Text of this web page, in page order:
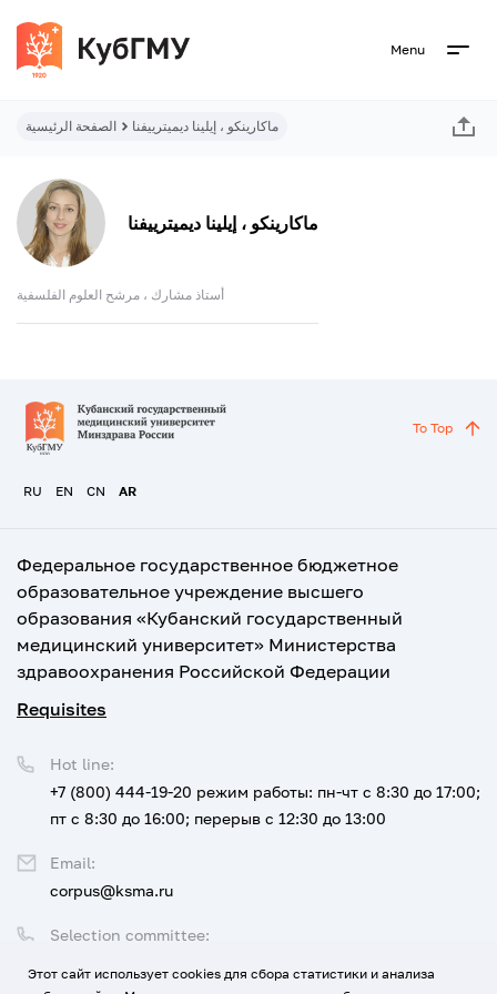
Menu
الصفحة الرئيسية ماكارينكو ، إيلينا ديميترييفنا
ماكارينكو ، إيلينا ديميترييفنا
أستاذ مشارك ، مرشح العلوم الفلسفية
RU EN CN AR
To Top
Федеральное государственное бюджетное
образовательное учреждение высшего
образования «Кубанский государственный
медицинский университет» Министерства
здравоохранения Российской Федерации
Requisites
Selection committee:
Hot line:
+7 (800) 444-19-20 режим работы: пн-чт с 8:30 до 17:00;
пт с 8:30 до 16:00; перерыв с 12:30 до 13:00
Email:
corpus@ksma.ru
Этот сайт использует cookies для сбора статистики и анализа